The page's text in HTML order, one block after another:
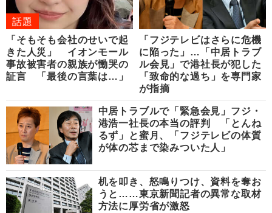
話題
「そもそも会社のせいで起
きた人災」 イオンモール
事故被害者の親族が慟哭の
証言 「最後の言葉は…」
「フジテレビはさらに危機
に陥った」…「中居トラブ
ル会見」で港社長が犯した
「致命的な過ち」を専門家
が指摘
中居トラブルで「緊急会見」フジ・
港浩一社長の本当の評判 「とんね
るず」と蜜月、「フジテレビの体質
が体の芯まで染みついた人」
机を叩き、怒鳴りつけ、資料を奪お
うと……東京新聞記者の異常な取材
方法に厚労省が激怒